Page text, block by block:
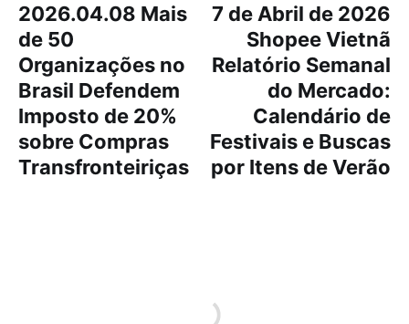
2026.04.08 Mais
de 50
Organizações no
Brasil Defendem
Imposto de 20%
sobre Compras
Transfronteiriças
7 de Abril de 2026
Shopee Vietnã
Relatório Semanal
do Mercado:
Calendário de
Festivais e Buscas
por Itens de Verão